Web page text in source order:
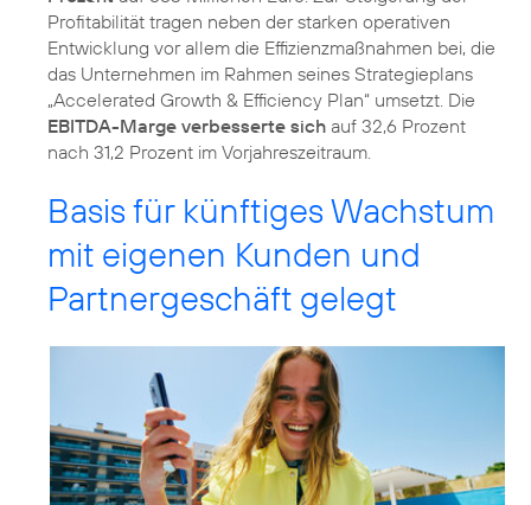
Profitabilität tragen neben der starken operativen
Entwicklung vor allem die Effizienzmaßnahmen bei, die
das Unternehmen im Rahmen seines Strategieplans
„Accelerated Growth & Efficiency Plan“ umsetzt. Die
EBITDA-Marge verbesserte sich auf 32,6 Prozent
nach 31,2 Prozent im Vorjahreszeitraum.
Basis für künftiges Wachstum
mit eigenen Kunden und
Partnergeschäft gelegt